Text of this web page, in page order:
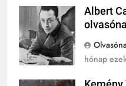
Albert Camus
Albert
hónap
A